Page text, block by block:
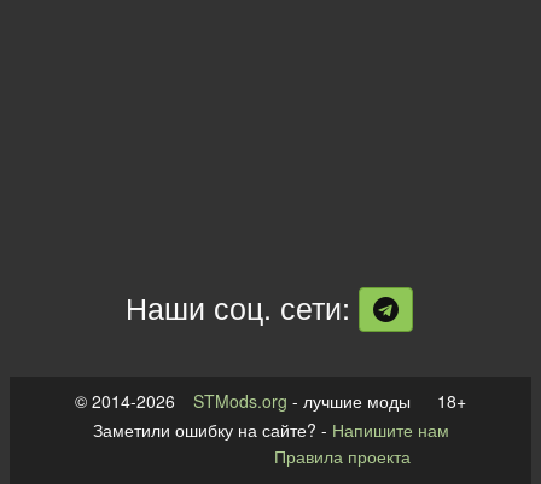
Наши соц. сети:
© 2014-2026 STMods.org - лучшие моды 18+
Заметили ошибку на сайте? - Напишите нам
Правила проекта